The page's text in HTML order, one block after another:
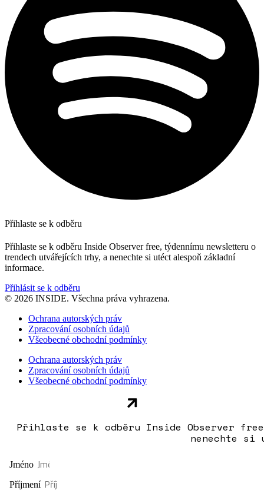
Přihlaste se k odběru
Přihlaste se k odběru Inside Observer free, týdennímu newsletteru o
trendech utvářejících trhy, a nenechte si utéct alespoň základní
informace.
Přihlásit se k odběru
© 2026 INSIDE. Všechna práva vyhrazena.
Ochrana autorských práv
Zpracování osobních údajů
Všeobecné obchodní podmínky
Ochrana autorských práv
Zpracování osobních údajů
Všeobecné obchodní podmínky
Přihlaste se k odběru Inside Observer
nenechte si
Jméno
Příjmení